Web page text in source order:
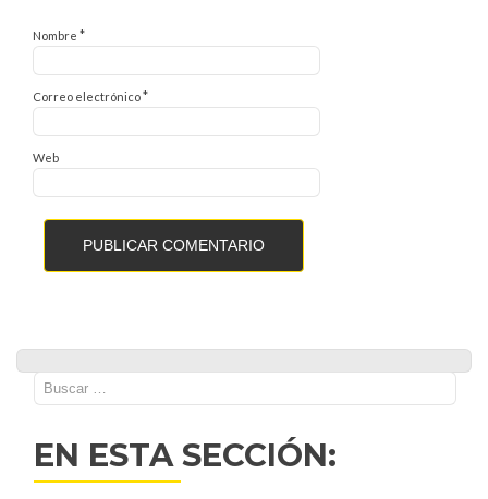
Nombre *
Correo electrónico*
Web
Buscar:
EN ESTA SECCIÓN: